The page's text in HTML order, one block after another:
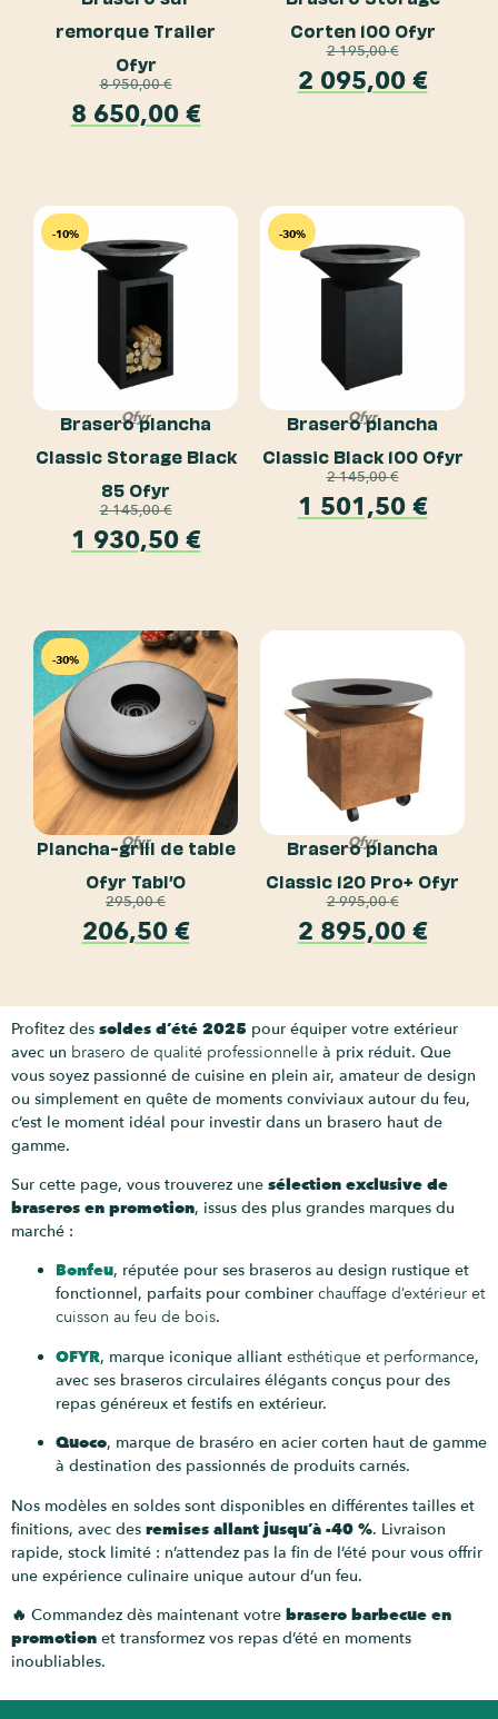
remorque Trailer
Ofyr
8 950,00€
8 650,00 €
Corten 100 Ofyr
2 195,00€
2 095,00 €
-10%
Ofyr
Brasero plancha
Classic Storage Black
85 Ofyr
2 145,00€
1 930,50 €
-30%
Ofyr
Brasero plancha
Classic Black 100 Ofyr
2 145,00€
1 501,50 €
-30%
Ofyr
Plancha-grill de table
Ofyr Tabl’O
295,00€
206,50 €
Ofyr
Brasero plancha
Classic 120 Pro+ Ofyr
2 995,00€
2 895,00 €
Profitez des soldes d’été 2025 pour équiper votre extérieur
avec un brasero de qualité professionnelle à prix réduit. Que
vous soyez passionné de cuisine en plein air, amateur de design
ou simplement en quête de moments conviviaux autour du feu,
c’est le moment idéal pour investir dans un brasero haut de
gamme.
Sur cette page, vous trouverez une sélection exclusive de
braseros en promotion, issus des plus grandes marques du
marché :
Bonfeu, réputée pour ses braseros au design rustique et
fonctionnel, parfaits pour combiner chauffage d’extérieur et
cuisson au feu de bois.
OFYR, marque iconique alliant esthétique et performance,
avec ses braseros circulaires élégants conçus pour des
repas généreux et festifs en extérieur.
Quoco, marque de braséro en acier corten haut de gamme
à destination des passionnés de produits carnés.
Nos modèles en soldes sont disponibles en différentes tailles et
finitions, avec des remises allant jusqu’à -40 %. Livraison
rapide, stock limité : n’attendez pas la fin de l’été pour vous offrir
une expérience culinaire unique autour d’un feu.
🔥 Commandez dès maintenant votre brasero barbecue en
promotion et transformez vos repas d’été en moments
inoubliables.